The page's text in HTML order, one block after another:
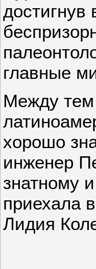
главные
Между тем
хорошо
инженер
знатному
приехала
Лидия